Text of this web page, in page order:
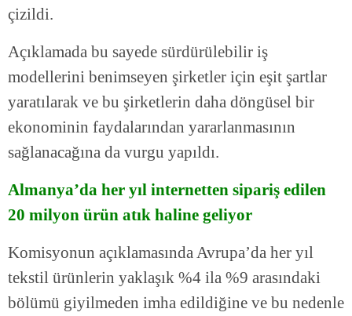
çizildi.
Açıklamada bu sayede sürdürülebilir iş
modellerini benimseyen şirketler için eşit şartlar
yaratılarak ve bu şirketlerin daha döngüsel bir
ekonominin faydalarından yararlanmasının
sağlanacağına da vurgu yapıldı.
Almanya’da her yıl internetten sipariş edilen
20 milyon ürün atık haline geliyor
Komisyonun açıklamasında Avrupa’da her yıl
tekstil ürünlerin yaklaşık %4 ila %9 arasındaki
bölümü giyilmeden imha edildiğine ve bu nedenle